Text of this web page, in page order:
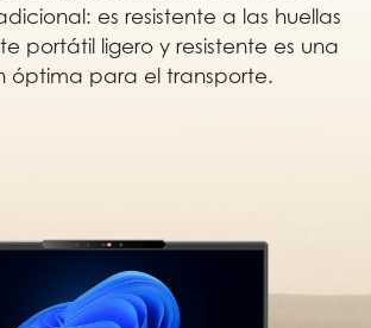
es resistente a las huellas
portátil ligero y resistente es una
óptima para el transporte.